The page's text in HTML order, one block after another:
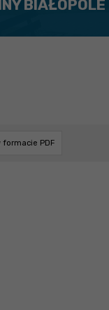
BIAŁOPOLE
formacie PDF